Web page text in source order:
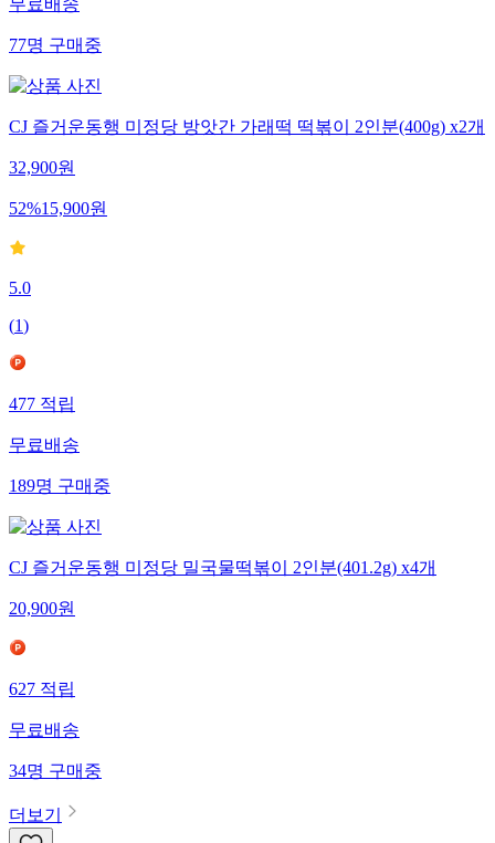
무료배송
77명구매중
CJ 즐거운동행 미정당 방앗간 가래떡 떡볶이 2인분(400g) x2개
32,900원
52%15,900원
5.0
(1)
477적립
무료배송
189명구매중
CJ 즐거운동행 미정당 밀국물떡볶이 2인분(401.2g) x4개
20,900원
627적립
무료배송
34명구매중
더보기